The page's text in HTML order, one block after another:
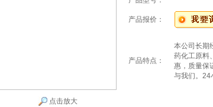
点击放大
产品报价：
产品特点：
本公司长期
药化工原料
惠，质量保
与我们。24